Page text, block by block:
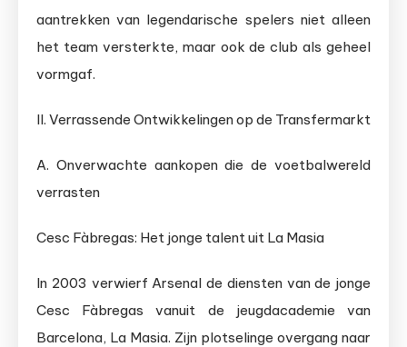
aantrekken van legendarische spelers niet alleen
het team versterkte, maar ook de club als geheel
vormgaf.
II. Verrassende Ontwikkelingen op de Transfermarkt
A. Onverwachte aankopen die de voetbalwereld
verrasten
Cesc Fàbregas: Het jonge talent uit La Masia
In 2003 verwierf Arsenal de diensten van de jonge
Cesc Fàbregas vanuit de jeugdacademie van
Barcelona, La Masia. Zijn plotselinge overgang naar